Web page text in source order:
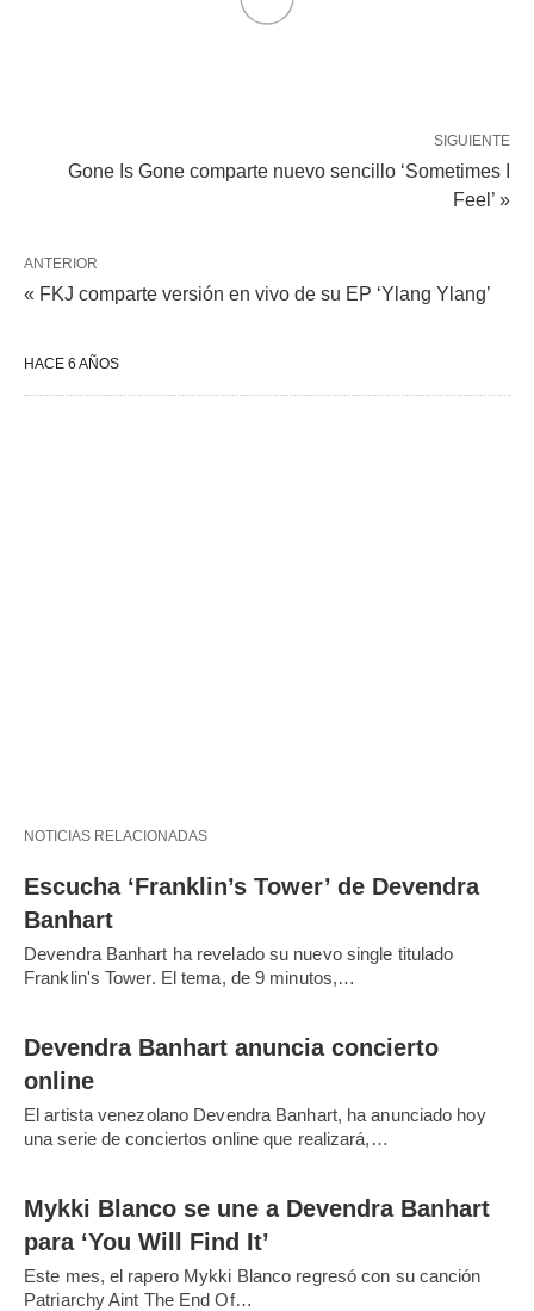
SIGUIENTE
Gone Is Gone comparte nuevo sencillo ‘Sometimes I
Feel’ »
ANTERIOR
« FKJ comparte versión en vivo de su EP ‘Ylang Ylang’
HACE 6 AÑOS
NOTICIAS RELACIONADAS
Escucha ‘Franklin’s Tower’ de Devendra
Banhart
Devendra Banhart ha revelado su nuevo single titulado
Franklin's Tower. El tema, de 9 minutos,…
Devendra Banhart anuncia concierto
online
El artista venezolano Devendra Banhart, ha anunciado hoy
una serie de conciertos online que realizará,…
Mykki Blanco se une a Devendra Banhart
para ‘You Will Find It’
Este mes, el rapero Mykki Blanco regresó con su canción
Patriarchy Aint The End Of…